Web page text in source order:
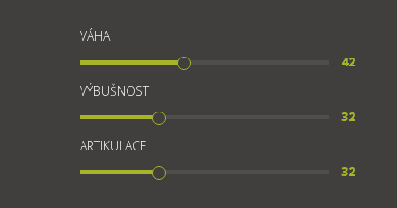
VÁHA
42
VÝBUŠNOST
32
ARTIKULACE
32